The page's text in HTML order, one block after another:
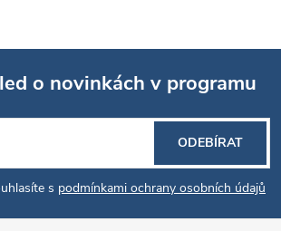
o novinkách v programu
s podmínkami ochrany osobních údajů
ODEBÍRAT